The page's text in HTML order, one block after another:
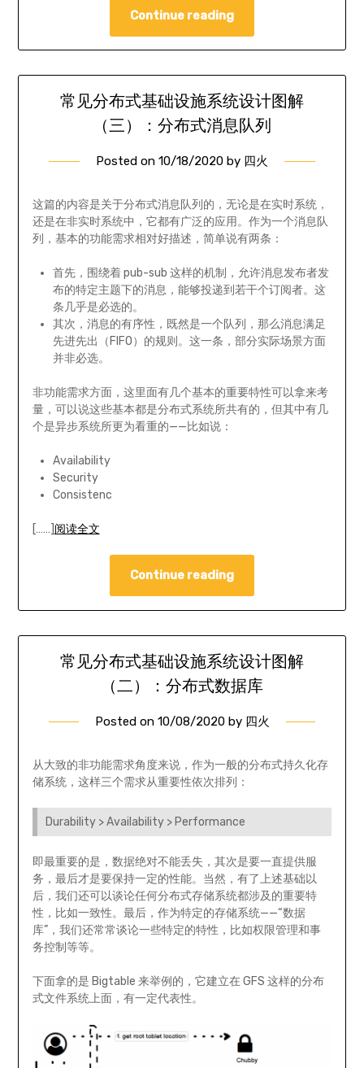
Continue reading
常见分布式基础设施系统设计图解
（三）：分布式消息队列
Posted on 10/18/2020 by 四火
这篇的内容是关于分布式消息队列的，无论是在实时系统，
还是在非实时系统中，它都有广泛的应用。作为一个消息队
列，基本的功能需求相对好描述，简单说有两条：
首先，围绕着 pub-sub 这样的机制，允许消息发布者发
布的特定主题下的消息，能够投递到若干个订阅者。这
条几乎是必选的。
其次，消息的有序性，既然是一个队列，那么消息满足
先进先出（FIFO）的规则。这一条，部分实际场景方面
并非必选。
非功能需求方面，这里面有几个基本的重要特性可以拿来考
量，可以说这些基本都是分布式系统所共有的，但其中有几
个是异步系统所更为看重的——比如说：
Availability
Security
Consistenc
[……] 阅读全文
Continue reading
常见分布式基础设施系统设计图解
（二）：分布式数据库
Posted on 10/08/2020by 四火
从大致的非功能需求角度来说，作为一般的分布式持久化存
储系统，这样三个需求从重要性依次排列：
Durability > Availability > Performance
即最重要的是，数据绝对不能丢失，其次是要一直提供服
务，最后才是要保持一定的性能。当然，有了上述基础以
后，我们还可以谈论任何分布式存储系统都涉及的重要特
性，比如一致性。最后，作为特定的存储系统——“数据
库”，我们还常常谈论一些特定的特性，比如权限管理和事
务控制等等。
下面拿的是 Bigtable 来举例的，它建立在 GFS 这样的分布
式文件系统上面，有一定代表性。